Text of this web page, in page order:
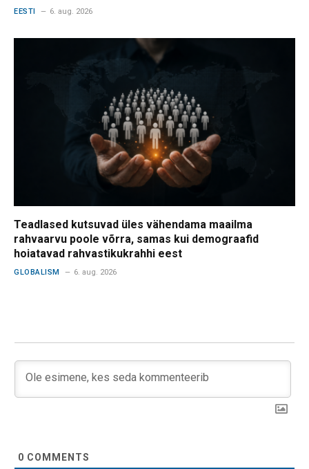
EESTI 6. aug. 2026
Teadlased kutsuvad üles vähendama maailma
rahvaarvu poole võrra, samas kui demograafid
hoiatavad rahvastikukrahhi eest
GLOBALISM 6. aug. 2026
0 COMMENTS